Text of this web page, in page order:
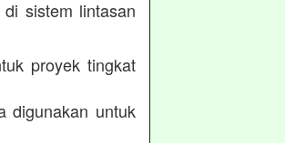
sistem lintasan
proyek tingkat
digunakan untuk